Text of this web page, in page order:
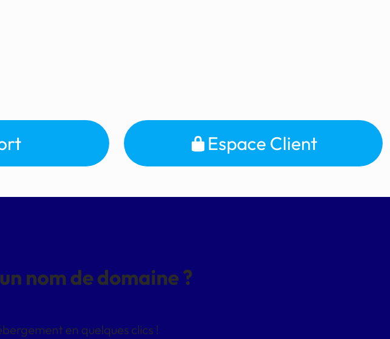
Espace Client
nom de domaine ?
en quelques clics !